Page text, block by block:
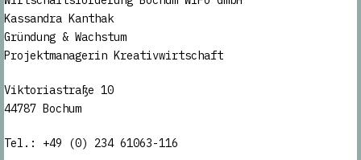
Kassandra Kanthak
Gründung & Wachstum
Projektmanagerin Kreativwirtschaft
Viktoriastraße 10
44787 Bochum
Tel.: +49 (0) 234 61063-116